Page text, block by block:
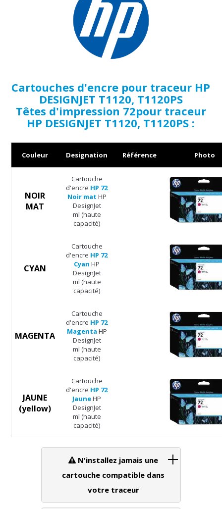
Cartouches d'encre pour traceur HP
DESIGNJET T1120, T1120PS
Têtes d'impression 72pour traceur
HP DESIGNJET T1120, T1120PS :
Couleur Designation Référence Photo
NOIR
MAT
Cartouche
d'encre HP 72
Noir mat HP
DesignJet
ml (haute
capacité)
CYAN
Cartouche
d'encre HP 72
Cyan HP
DesignJet
ml (haute
capacité)
MAGENTA
Cartouche
d'encre HP 72
Magenta HP
DesignJet
ml (haute
capacité)
JAUNE
(yellow)
Cartouche
d'encre HP 72
JauneHP
DesignJet
ml (haute
capacité)
N'installez jamais une
cartouche compatible dans
votre traceur